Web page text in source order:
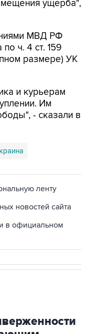
МВД РФ
размере) УК
и курьерам
- сказали в
новостей сайта
в официальном